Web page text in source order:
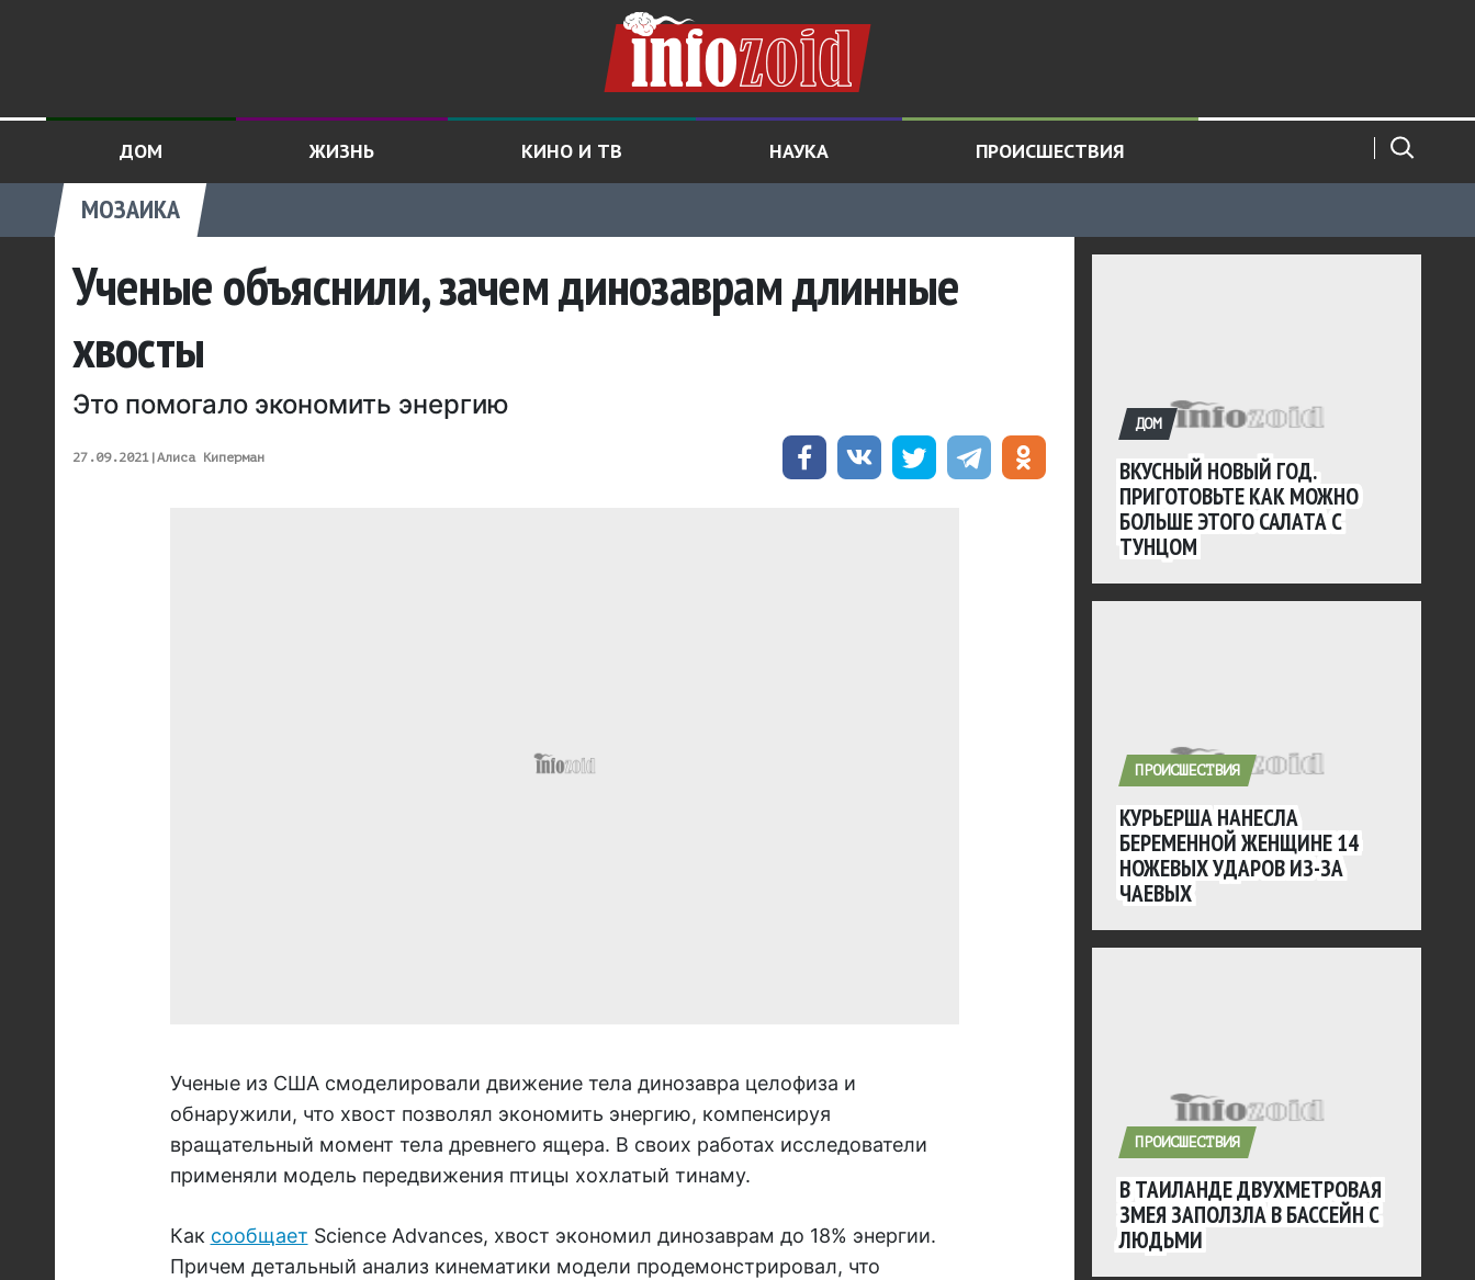
ДОМ ЖИЗНЬ КИНО И ТВ НАУКА ПРОИСШЕСТВИЯ
МОЗАИКА
Ученые объяснили, зачем динозаврам длинные
хвосты
Это помогало экономить энергию
27.09.2021 |Алиса Киперман
Ученые из США смоделировали движение тела динозавра целофиза и
обнаружили, что хвост позволял экономить энергию, компенсируя
вращательный момент тела древнего ящера. В своих работах исследователи
применяли модель передвижения птицы хохлатый тинаму.
Как сообщает Science Advances, хвост экономил динозаврам до 18% энергии.
Причем детальный анализ кинематики модели продемонстрировал, что
ДОМ
ВКУСНЫЙ НОВЫЙ ГОД.
ПРИГОТОВЬТЕ КАК МОЖНО
БОЛЬШЕ ЭТОГО САЛАТА С
ТУНЦОМ
ПРОИСШЕСТВИЯ
КУРЬЕРША НАНЕСЛА
БЕРЕМЕННОЙ ЖЕНЩИНЕ 14
НОЖЕВЫХ УДАРОВ ИЗ-ЗА
ЧАЕВЫХ
ПРОИСШЕСТВИЯ
В ТАИЛАНДЕ ДВУХМЕТРОВАЯ
ЗМЕЯ ЗАПОЛЗЛА В БАССЕЙН С
ЛЮДЬМИ